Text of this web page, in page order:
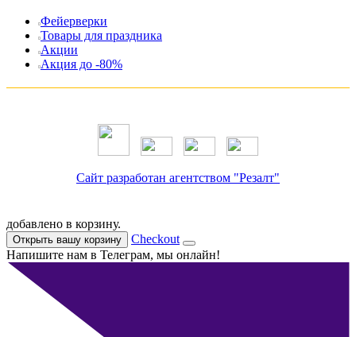
Фейерверки
Товары для праздника
Акции
Акция до -80%
Сайт разработан агентством "Резалт"
добавлено в корзину.
Открыть вашу корзину
Checkout
Напишите нам в Телеграм, мы онлайн!